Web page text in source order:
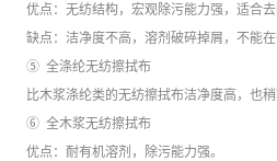
优点：无纺结构，宏观除污能力强，适合去
缺点：洁净度不高，溶剂破碎掉屑，不能在
⑤ 全涤纶无纺擦拭布
比木浆涤纶类的无纺擦拭布洁净度高，也
⑥ 全木浆无纺擦拭布
优点：耐有机溶剂，除污能力强。